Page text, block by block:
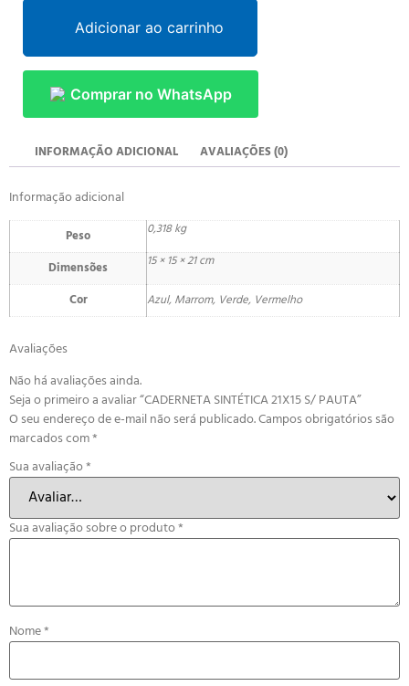
Adicionar ao carrinho
Comprar no WhatsApp
INFORMAÇÃO ADICIONAL AVALIAÇÕES (0)
Informação adicional
Peso 0,318 kg
Dimensões 15 × 15 × 21 cm
Cor Azul, Marrom, Verde, Vermelho
Avaliações
Não há avaliações ainda.
Seja o primeiro a avaliar “CADERNETA SINTÉTICA 21X15 S/ PAUTA”
O seu endereço de e-mail não será publicado.Campos obrigatórios são
marcados com*
Sua avaliação*
Sua avaliação sobre o produto*
Nome*